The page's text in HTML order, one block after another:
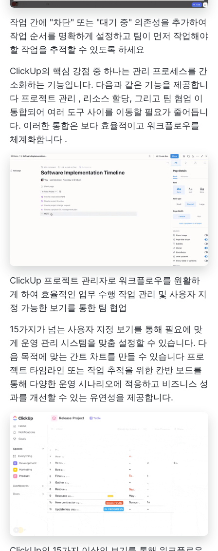
작업 간에 "차단" 또는 "대기 중" 의존성을 추가하여
작업 순서를 명확하게 설정하고 팀이 먼저 작업해야
할 작업을 추적할 수 있도록 하세요
ClickUp의 핵심 강점 중 하나는 관리 프로세스를 간
소화하는 기능입니다. 다음과 같은 기능을 제공합니
다 프로젝트 관리 , 리소스 할당, 그리고 팀 협업 이
통합되어 여러 도구 사이를 이동할 필요가 줄어듭니
다. 이러한 통합은 보다 효율적이고 워크플로우를
체계화합니다 .
ClickUp 프로젝트 관리자로 워크플로우를 원활하
게 하여 효율적인 업무 수행 작업 관리 및 사용자 지
정 가능한 보기를 통한 팀 협업
15가지가 넘는 사용자 지정 보기를 통해 필요에 맞
게 운영 관리 시스템을 맞춤 설정할 수 있습니다. 다
음 목적에 맞는 간트 차트를 만들 수 있습니다 프로
젝트 타임라인 또는 작업 추적을 위한 칸반 보드를
통해 다양한 운영 시나리오에 적응하고 비즈니스 성
과를 개선할 수 있는 유연성을 제공합니다.